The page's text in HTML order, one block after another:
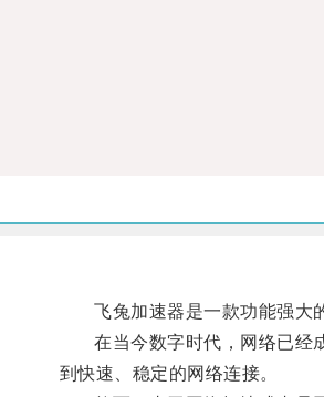
飞兔加速器是一款功能强大的
在当今数字时代，网络已经成
到快速、稳定的网络连接。